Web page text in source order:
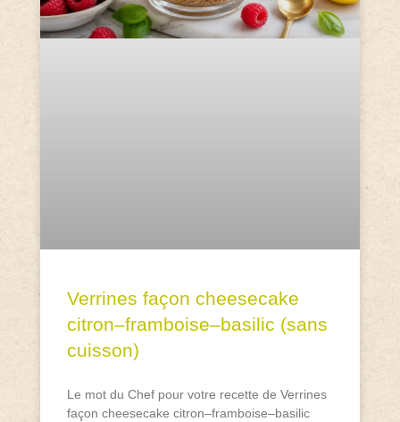
Verrines façon cheesecake
citron–framboise–basilic (sans
cuisson)
Le mot du Chef pour votre recette de Verrines
façon cheesecake citron–framboise–basilic